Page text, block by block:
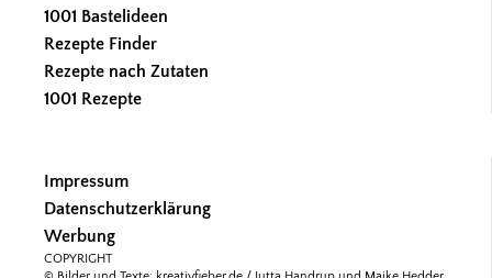
1001 Bastelideen
Rezepte Finder
Rezepte nach Zutaten
1001 Rezepte
Impressum
Datenschutzerklärung
Werbung
COPYRIGHT